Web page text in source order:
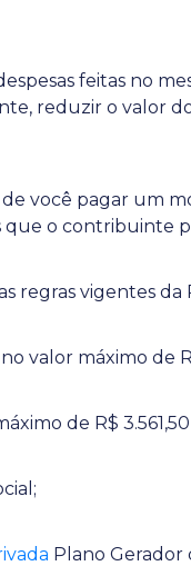
feitas no
reduzir o valor
de você pagar um
que o contribuinte
regras vigentes da
valor máximo de
de R$
Plano Gerador